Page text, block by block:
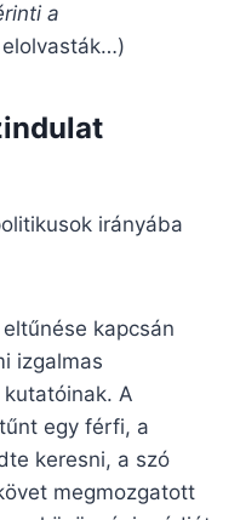
a
irányába
kapcsán
izgalmas
A
egy férfi, a
keresni, a szó
megmozgatott